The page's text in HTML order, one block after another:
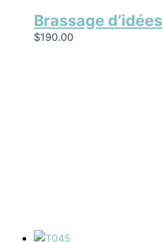
Brassage d’idées
$190.00